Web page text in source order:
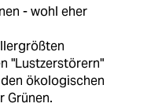
- wohl eher
"Lustzerstörern"
ökologischen
Grünen.